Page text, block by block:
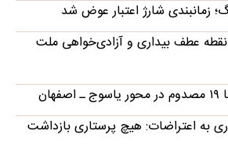
زمانبندی‌ شارژ اعتبار عوض شد
عطف بیداری و آزادی‌خواهی ملت
به اعتراضات: هیچ پرستاری بازداشت